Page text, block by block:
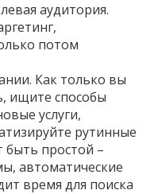
аудитория.
потом
Как только вы
ищите способы
услуги,
рутинные
быть простой –
автоматические
время для поиска